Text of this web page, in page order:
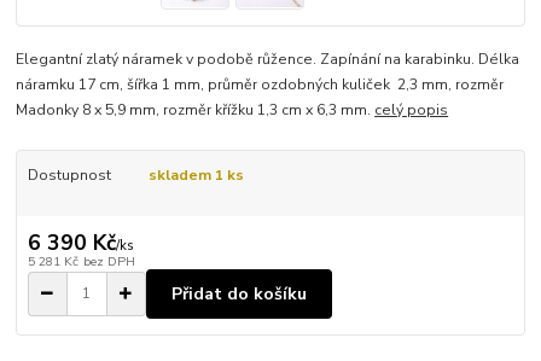
Elegantní zlatý náramek v podobě růžence. Zapínání na karabinku. Délka
náramku 17 cm, šířka 1 mm, průměr ozdobných kuliček 2,3 mm, rozměr
Madonky 8 x 5,9 mm, rozměr křížku 1,3 cm x 6,3 mm. celý popis
Dostupnost skladem 1 ks
6 390 Kč/ks
5 281 Kč bez DPH
Přidat do košíku